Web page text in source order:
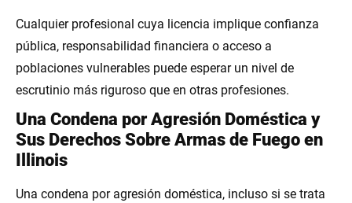
Cualquier profesional cuya licencia implique confianza
pública, responsabilidad financiera o acceso a
poblaciones vulnerables puede esperar un nivel de
escrutinio más riguroso que en otras profesiones.
Una Condena por Agresión Doméstica y
Sus Derechos Sobre Armas de Fuego en
Illinois
Una condena por agresión doméstica, incluso si se trata